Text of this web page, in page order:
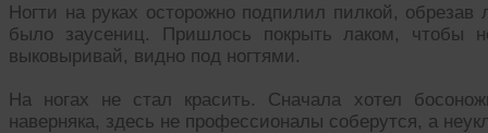
Ногти на руках осторожно подпилил пилкой,
было заусениц. Пришлось покрыть лаком, чтобы
выковыривай, видно под ногтями.
На ногах не стал красить. Сначала хотел
наверняка, здесь не профессионалы соберутся, а